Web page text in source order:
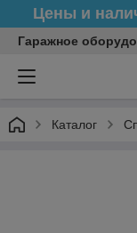
Цены и
Гаражное
Каталог